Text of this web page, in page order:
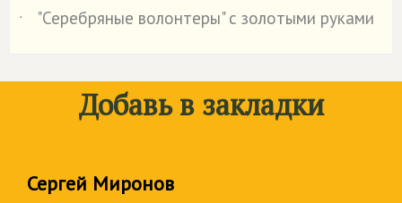
˙
"Серебряные волонтеры" с золотыми руками
Добавь в закладки
Сергей Миронов